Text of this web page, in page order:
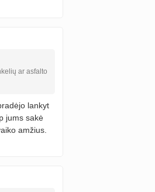
ar asfalto
lankyt
jums sakė
amžius.